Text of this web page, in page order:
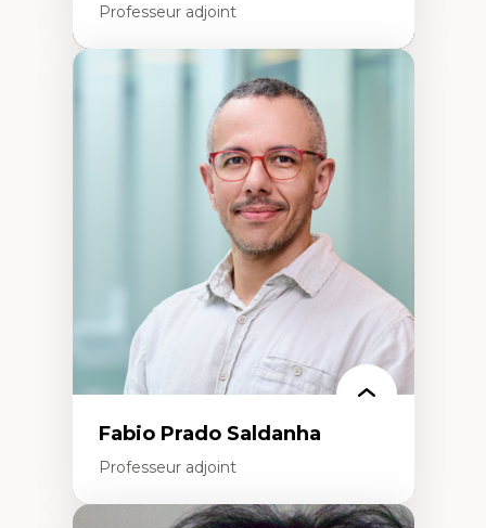
Professeur adjoint
Santé mondiale
Femme en contexte de pauvreté
Participation citoyenne
Inégalités sociales santé
Santé de la reproduction
Développement durable
Fabio Prado Saldanha
Professeur adjoint